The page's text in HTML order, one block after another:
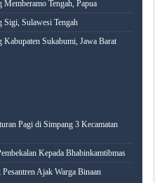
Tengah, Papua
Sigi, Sulawesi Tengah
Sukabumi, Jawa Barat
Pagi di Simpang 3 Kecamatan
Kepada Bhabinkamtibmas
Ajak Warga Binaan